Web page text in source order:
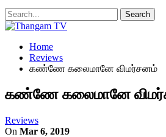
Home
Reviews
கண்ணே கலைமானே விமர்சனம்
கண்ணே கலைமானே
Reviews
On Mar 6, 2019